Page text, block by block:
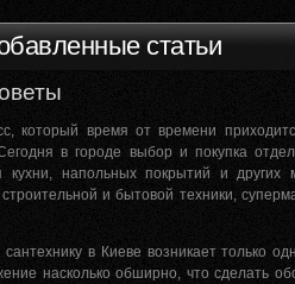
статьи
который время от времени
в городе выбор и покупка
кухни, напольных покрытий и
и бытовой техники,
в Киеве возникает только
насколько обширно, что сделать